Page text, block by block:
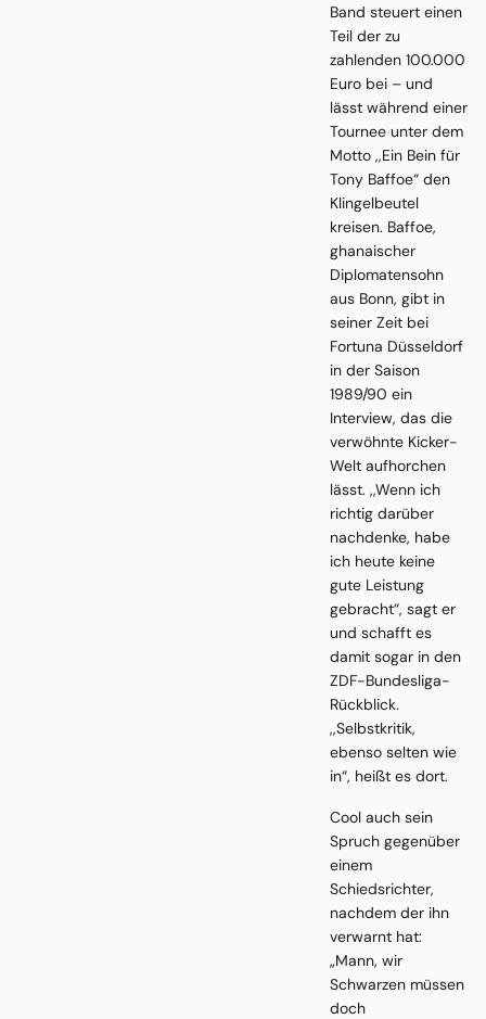
Band steuert einen
Teil der zu
zahlenden 100.000
Euro bei – und
lässt während einer
Tournee unter dem
Motto ,,Ein Bein für
Tony Baffoe“ den
Klingelbeutel
kreisen. Baffoe,
ghanaischer
Diplomatensohn
aus Bonn, gibt in
seiner Zeit bei
Fortuna Düsseldorf
in der Saison
1989/90 ein
Interview, das die
verwöhnte Kicker-
Welt aufhorchen
lässt. ,,Wenn ich
richtig darüber
nachdenke, habe
ich heute keine
gute Leistung
gebracht“, sagt er
und schafft es
damit sogar in den
ZDF-Bundesliga-
Rückblick.
,,Selbstkritik,
ebenso selten wie
in“, heißt es dort.
Cool auch sein
Spruch gegenüber
einem
Schiedsrichter,
nachdem der ihn
verwarnt hat:
„Mann, wir
Schwarzen müssen
doch